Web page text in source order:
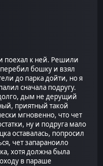
поехал к ней. Решили
бошку и взял
до парка дойти, но я
сначала подругу.
дым не дерущий
приятный такой
мгновенно, что чет
ну и подруга мало
оставалась, попросил
чет запараноило
хотя должна была
в параше